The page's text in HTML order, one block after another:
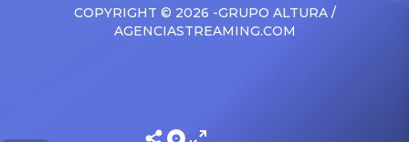
COPYRIGHT © 2026 -GRUPO ALTURA /
AGENCIASTREAMING.COM